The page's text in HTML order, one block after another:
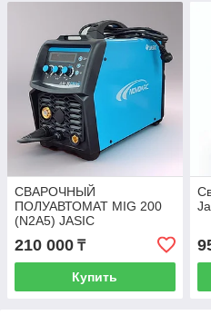
СВАРОЧНЫЙ
ПОЛУАВТОМАТ MIG 200
(N2A5) JASIC
210 000 ₸
Купить